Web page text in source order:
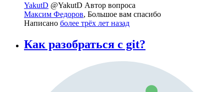
YakutD @YakutD Автор вопроса
Максим Федоров, Большое вам спасибо
Написано более трёх лет назад
Как разобраться с git?